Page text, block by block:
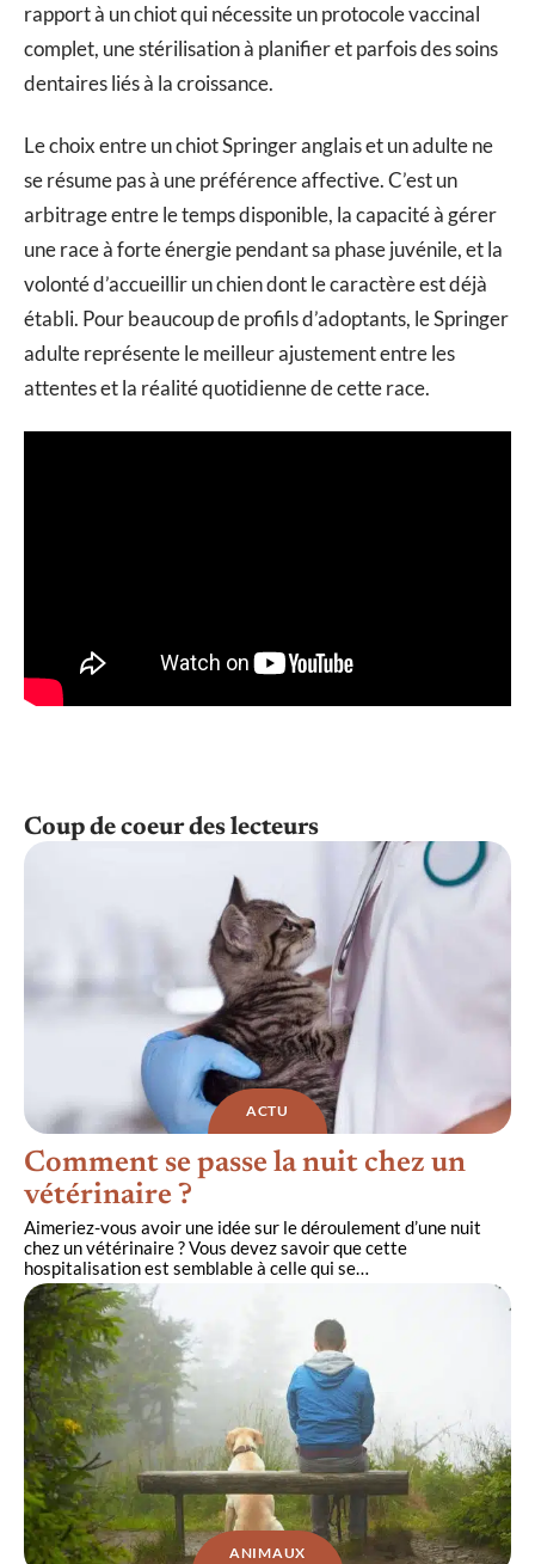
rapport à un chiot qui nécessite un protocole vaccinal
complet, une stérilisation à planifier et parfois des soins
dentaires liés à la croissance.
Le choix entre un chiot Springer anglais et un adulte ne
se résume pas à une préférence affective. C’est un
arbitrage entre le temps disponible, la capacité à gérer
une race à forte énergie pendant sa phase juvénile, et la
volonté d’accueillir un chien dont le caractère est déjà
établi. Pour beaucoup de profils d’adoptants, le Springer
adulte représente le meilleur ajustement entre les
attentes et la réalité quotidienne de cette race.
Coup de coeur des lecteurs
ACTU
Comment se passe la nuit chez un
vétérinaire ?
Aimeriez-vous avoir une idée sur le déroulement d’une nuit
chez un vétérinaire ? Vous devez savoir que cette
hospitalisation est semblable à celle qui se…
ANIMAUX